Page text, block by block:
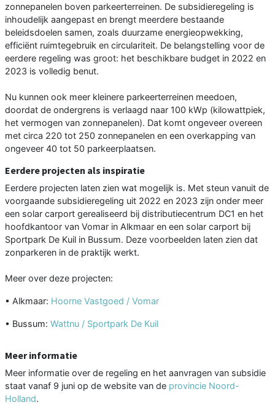
zonnepanelen boven parkeerterreinen. De subsidieregeling is
inhoudelijk aangepast en brengt meerdere bestaande
beleidsdoelen samen, zoals duurzame energieopwekking,
efficiënt ruimtegebruik en circulariteit. De belangstelling voor de
eerdere regeling was groot: het beschikbare budget in 2022 en
2023 is volledig benut.
Nu kunnen ook meer kleinere parkeerterreinen meedoen,
doordat de ondergrens is verlaagd naar 100 kWp (kilowattpiek,
het vermogen van zonnepanelen). Dat komt ongeveer overeen
met circa 220 tot 250 zonnepanelen en een overkapping van
ongeveer 40 tot 50 parkeerplaatsen.
Eerdere projecten als inspiratie
Eerdere projecten laten zien wat mogelijk is. Met steun vanuit de
voorgaande subsidieregeling uit 2022 en 2023 zijn onder meer
een solar carport gerealiseerd bij distributiecentrum DC1 en het
hoofdkantoor van Vomar in Alkmaar en een solar carport bij
Sportpark De Kuil in Bussum. Deze voorbeelden laten zien dat
zonparkeren in de praktijk werkt.
Meer over deze projecten:
• Alkmaar: Hoorne Vastgoed / Vomar
• Bussum: Wattnu / Sportpark De Kuil
Meer informatie
Meer informatie over de regeling en het aanvragen van subsidie
staat vanaf 9 juni op de website van de provincie Noord-
Holland.